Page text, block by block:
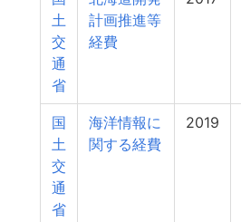
土
交
通
省
計画推進等
経費
国
土
交
通
省
海洋情報に
関する経費
2019